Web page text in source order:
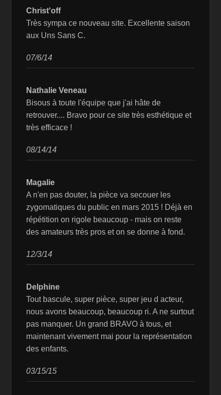
Christ'off
Très sympa ce nouveau site. Excellente saison
aux Uns Sans C.
07/6/14
Nathalie Veneau
Bisous à toute l'équipe que j'ai hâte de
retrouver.... Bravo pour ce site très esthétique et
très efficace !
08/14/14
Magalie
A n'en pas douter, la pièce va secouer les
zygomatiques du public en mars 2015 ! Déjà en
répétition on rigole beaucoup - mais on reste
des amateurs très pros et on se donne à fond.
12/3/14
Delphine
Tout bascule, super pièce, super jeu d acteur,
nous avons beaucoup, beaucoup ri. A ne surtout
pas manquer. Un grand BRAVO à tous, et
maintenant vivement mai pour la représentation
des enfants.
03/15/15